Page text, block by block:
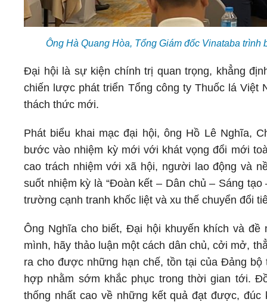
Ông Hà Quang Hòa, Tổng Giám đốc Vinataba
Đại hội là sự kiện chính trị quan trọng, khẳng
chiến lược phát triển Tổng công ty Thuốc lá Việt
thách thức mới.
Phát biểu khai mạc đại hội, ông Hồ Lê Nghĩa,
bước vào nhiệm kỳ mới với khát vọng đổi mới
cao trách nhiệm với xã hội, người lao động và
suốt nhiệm kỳ là “Đoàn kết – Dân chủ – Sáng
trường cạnh tranh khốc liệt và xu thế chuyển đổi
Ông Nghĩa cho biết, Đại hội khuyến khích và
mình, hãy thảo luận một cách dân chủ, cởi mở,
ra cho được những hạn chế, tồn tại của Đảng
hợp nhằm sớm khắc phục trong thời gian tới.
thống nhất cao về những kết quả đạt được,